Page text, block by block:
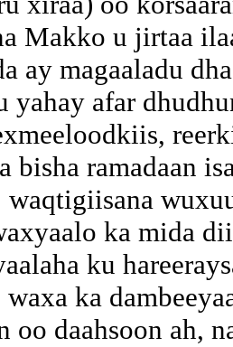
Makko u jirtaa
ay magaaladu
yahay afar
bisha ramadaan
waqtigiisana
ka mida
ku
ka
oo daahsoon ah,